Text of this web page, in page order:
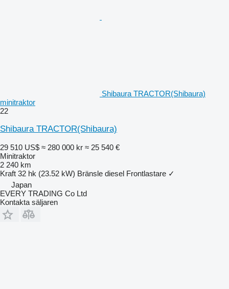
Shibaura TRACTOR(Shibaura)
minitraktor
22
Shibaura TRACTOR(Shibaura)
29 510 US$ ≈ 280 000 kr ≈ 25 540 €
Minitraktor
2 240 km
Kraft 32 hk (23.52 kW) Bränsle diesel Frontlastare ✓
Japan
EVERY TRADING Co Ltd
Kontakta säljaren